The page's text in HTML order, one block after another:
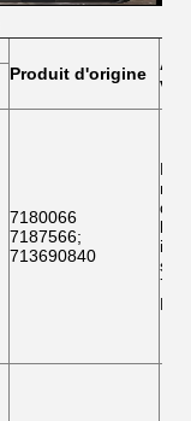
Produit d'origine
7180066
7187566;
713690840
les
F